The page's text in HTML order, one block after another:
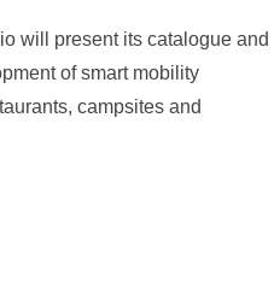
will present its catalogue and
of smart mobility
campsites and